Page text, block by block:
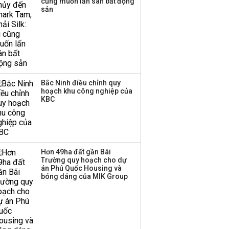
sản
Bắc Ninh điều chỉnh quy
hoạch khu công nghiệp của
KBC
Hơn 49ha đất gần Bãi
Trường quy hoạch cho dự
án Phú Quốc Housing và
bóng dáng của MIK Group